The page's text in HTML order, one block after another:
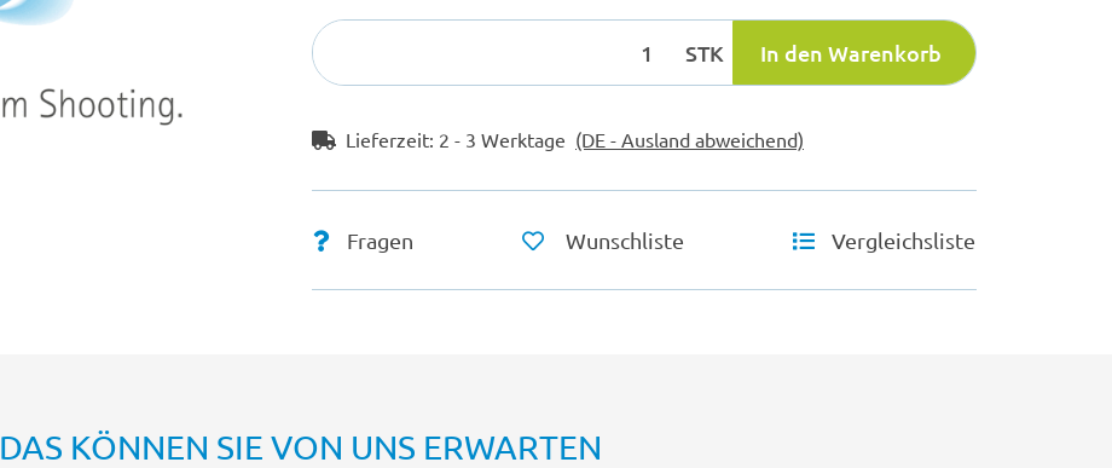
STK In den Warenkorb
Lieferzeit: 2 - 3 Werktage (DE - Ausland abweichend)
Fragen Wunschliste Vergleichsliste
DAS KÖNNEN SIE VON UNS ERWARTEN